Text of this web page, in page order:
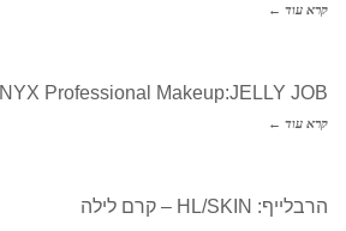
קרא עוד ←
NYX Professional Makeup:JELLY JOB
קרא עוד ←
הרבלייף: HL/SKIN – קרם לילה